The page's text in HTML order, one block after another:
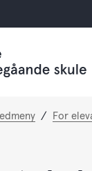
For